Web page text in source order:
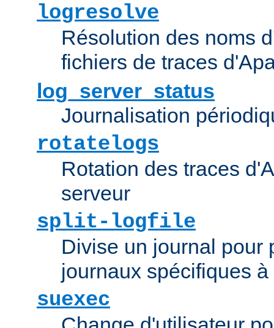
logresolve
Résolution des noms
fichiers de traces
log_server_status
Journalisation
rotatelogs
Rotation des traces
serveur
split-logfile
Divise un journal pour
journaux spécifiques
suexec